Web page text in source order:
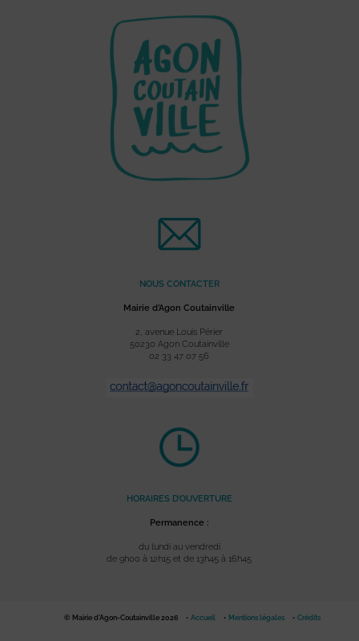
NOUS CONTACTER
Mairie d’Agon Coutainville
2, avenue Louis Périer
50230 Agon Coutainville
02 33 47 07 56
HORAIRES D’OUVERTURE
Permanence :
du lundi au vendredi
de 9h00 à 12h15 et de 13h45 à 16h45
© Mairie d'Agon-Coutainville 2026 Accueil Mentions légales Crédits